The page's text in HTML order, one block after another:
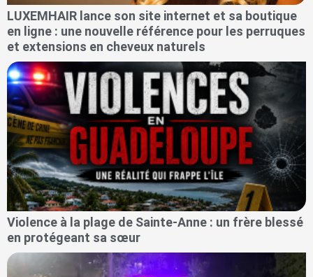
LUXEMHAIR lance son site internet et sa boutique
en ligne : une nouvelle référence pour les perruques
et extensions en cheveux naturels
Violence à la plage de Sainte-Anne : un frère blessé
en protégeant sa sœur